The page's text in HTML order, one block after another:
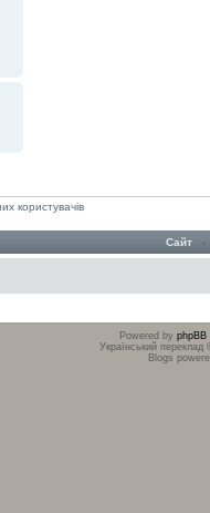
користувачів
Сайт ‹
Powered by phpBB
Український
Blogs